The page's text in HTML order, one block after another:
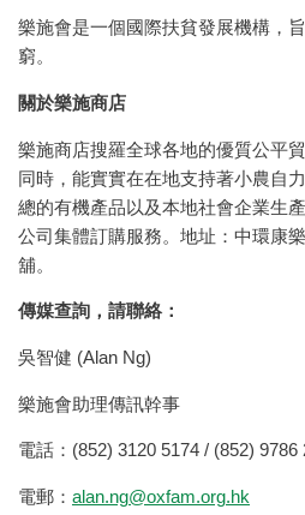
樂施會是一個國際扶貧發展機構，
窮。
關於樂施商店
樂施商店搜羅全球各地的優質公平
同時，能實實在在地支持著小農自
總的有機產品以及本地社會企業生
公司集體訂購服務。地址：中環康
舖。
傳媒查詢，請聯絡：
吳智健 (Alan Ng)
樂施會助理傳訊幹事
電話：(852) 3120 5174 / (852) 9786
電郵： alan.ng@oxfam.org.hk